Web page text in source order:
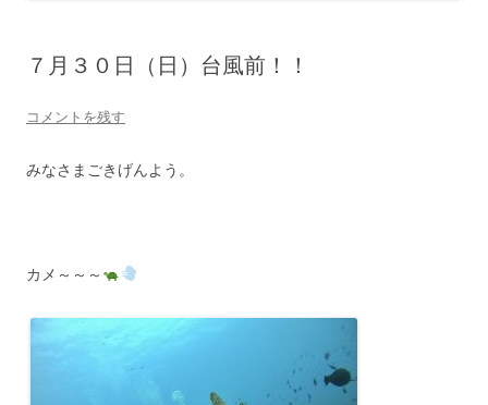
７月３０日（日）台風前！！
コメントを残す
みなさまごきげんよう。
カメ～～～